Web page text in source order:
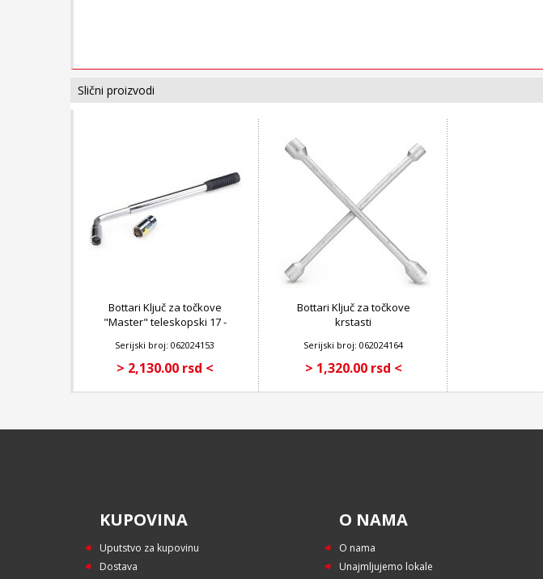
Slični proizvodi
Bottari Ključ za točkove
"Master" teleskopski 17 -
Serijski broj: 062024153
> 2,130.00 rsd <
Bottari Ključ za točkove
krstasti
Serijski broj: 062024164
> 1,320.00 rsd <
KUPOVINA
Uputstvo za kupovinu
Dostava
O NAMA
O nama
Unajmljujemo lokale